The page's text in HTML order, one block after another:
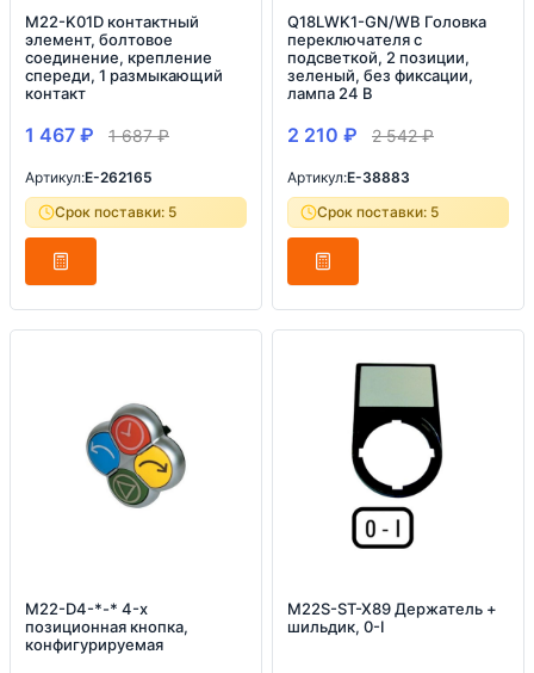
M22-K01D контактный
элемент, болтовое
соединение, крепление
спереди, 1 размыкающий
контакт
1 467 ₽ 1 687₽
Артикул:E-262165
Срок поставки: 5
Q18LWK1-GN/WB Головка
переключателя с
подсветкой, 2 позиции,
зеленый, без фиксации,
лампа 24 В
2 210 ₽ 2 542₽
Артикул:E-38883
Срок поставки: 5
M22-D4-*-* 4-х
позиционная кнопка,
конфигурируемая
M22S-ST-X89 Держатель +
шильдик, 0-I